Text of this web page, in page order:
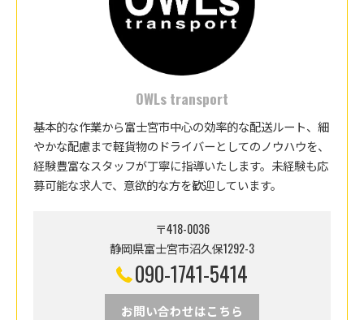
OWLs transport
基本的な作業から富士宮市中心の効率的な配送ルート、細
やかな配慮まで軽貨物のドライバーとしてのノウハウを、
経験豊富なスタッフが丁寧に指導いたします。未経験も応
募可能な求人で、意欲的な方を歓迎しています。
〒418-0036
静岡県富士宮市沼久保1292-3
090-1741-5414
お問い合わせはこちら